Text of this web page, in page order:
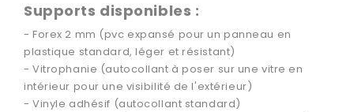
Supports disponibles :
- Forex 2 mm (pvc expansé pour un panneau en
plastique standard, léger et résistant)
- Vitrophanie (autocollant à poser sur une vitre en
intérieur pour une visibilité de l'extérieur)
- Vinyle adhésif (autocollant standard)